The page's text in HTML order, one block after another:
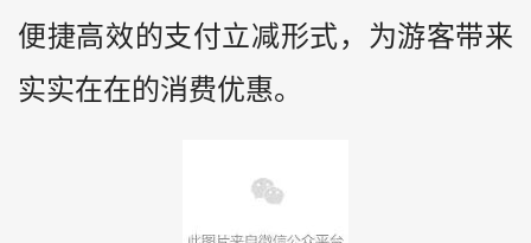
便捷高效的支付立减形式，为游客带来
实实在在的消费优惠。